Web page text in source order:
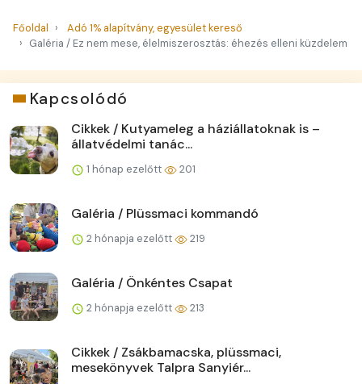
Főoldal
Adó 1% alapítvány, egyesület kereső
Galéria / Ez nem mese, élelmiszerosztás: éhezés elleni küzdelem
Kapcsolódó
Cikkek / Kutyameleg a háziállatoknak is –
állatvédelmi tanác...
1 hónap ezelőtt 201
Galéria / Plüssmaci kommandó
2 hónapja ezelőtt 219
Galéria / Önkéntes Csapat
2 hónapja ezelőtt 213
Cikkek / Zsákbamacska, plüssmaci,
mesekönyvek Talpra Sanyiér...